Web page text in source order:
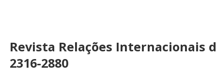
Revista Relações Internacionais
2316-2880